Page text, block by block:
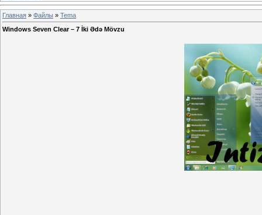
Главная » Файлы » Tema
Windows Seven Clear – 7 İki Ədə Mövzu